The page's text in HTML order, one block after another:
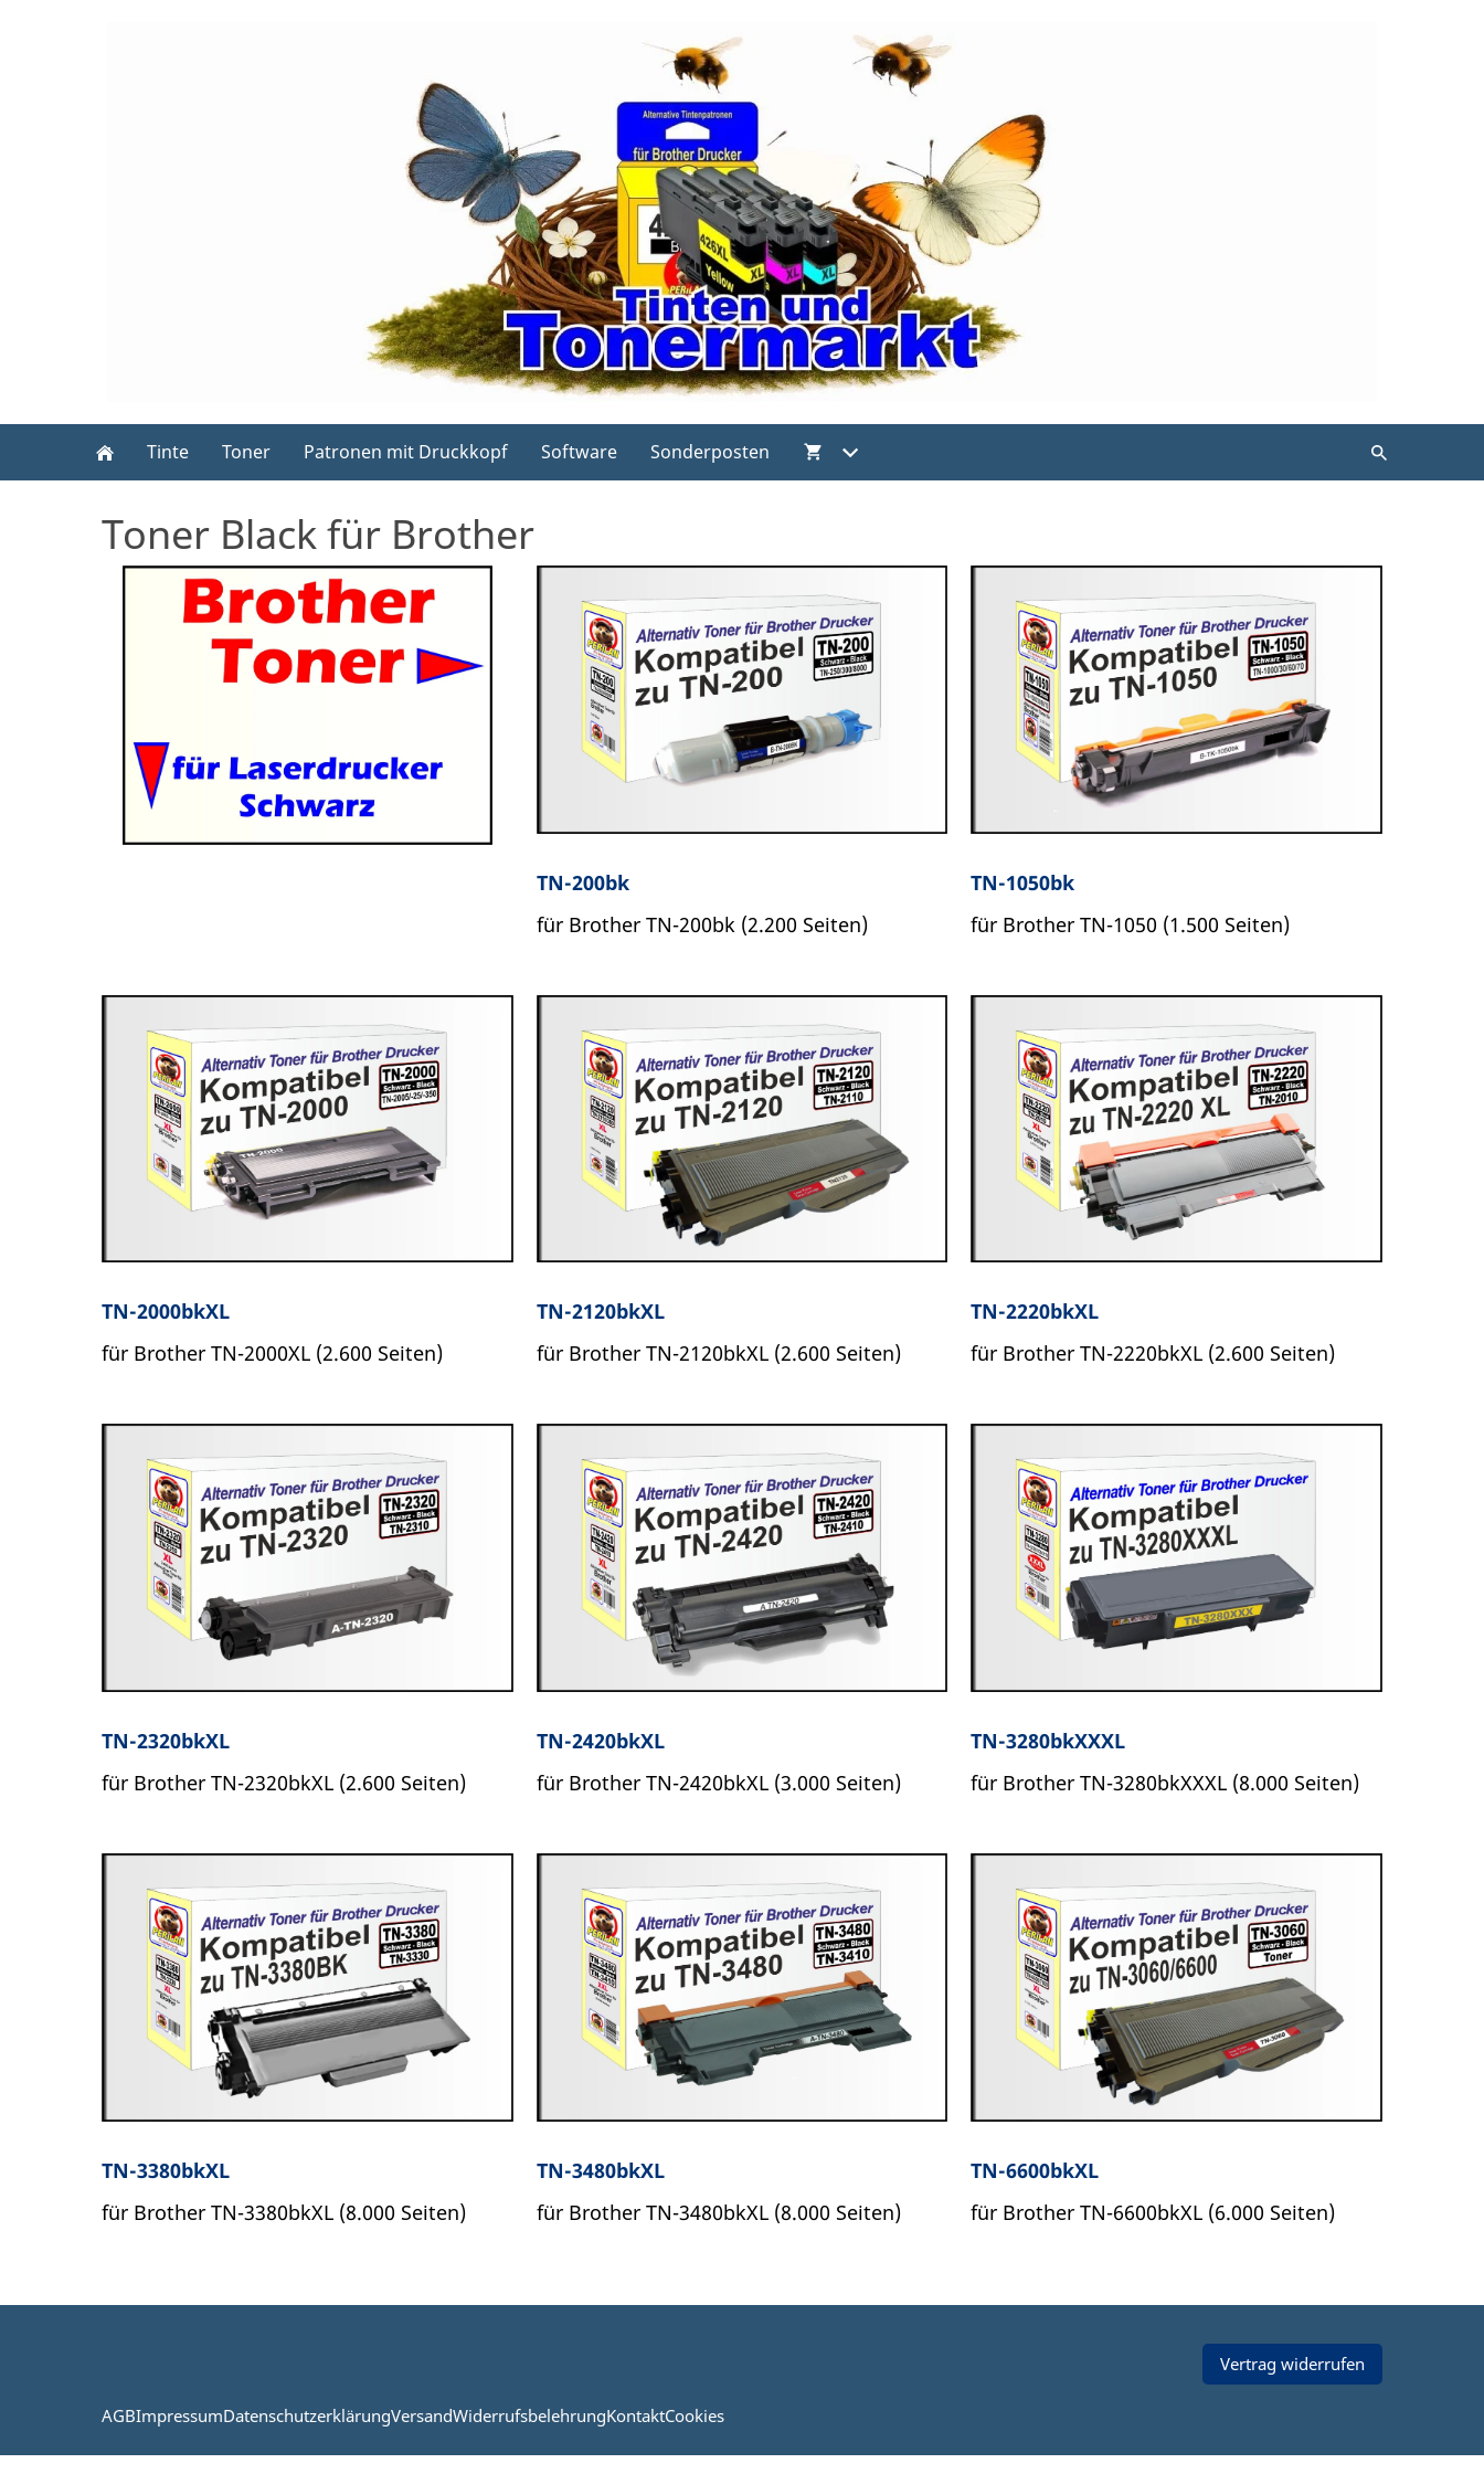
Tinte Toner Patronen mit Druckkopf Software Sonderposten
Toner Black für Brother
TN-200bk
für Brother TN-200bk (2.200 Seiten)
TN-1050bk
für Brother TN-1050 (1.500 Seiten)
TN-2000bkXL
für Brother TN-2000XL (2.600 Seiten)
TN-2120bkXL
für Brother TN-2120bkXL (2.600 Seiten)
TN-2220bkXL
für Brother TN-2220bkXL (2.600 Seiten)
TN-2320bkXL
für Brother TN-2320bkXL (2.600 Seiten)
TN-2420bkXL
für Brother TN-2420bkXL (3.000 Seiten)
TN-3280bkXXXL
für Brother TN-3280bkXXXL (8.000 Seiten)
TN-3380bkXL
für Brother TN-3380bkXL (8.000 Seiten)
TN-3480bkXL
für Brother TN-3480bkXL (8.000 Seiten)
TN-6600bkXL
für Brother TN-6600bkXL (6.000 Seiten)
Vertrag widerrufen
AGBImpressumDatenschutzerklärungVersandWiderrufsbelehrungKontaktCookies